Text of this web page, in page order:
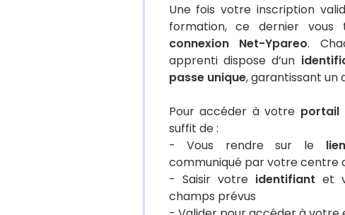
Une fois votre inscription
formation, ce dernier vous
connexion Net-Ypareo.
apprenti dispose d’un
passe unique, garantissant un
Pour accéder à votre portail
suffit de :
- Vous rendre sur le
communiqué par votre centre
- Saisir votre identifiant et
champs prévus